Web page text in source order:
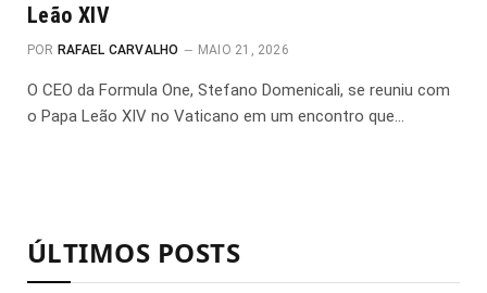
Leão XIV
POR RAFAEL CARVALHO MAIO 21, 2026
O CEO da Formula One, Stefano Domenicali, se reuniu com
o Papa Leão XIV no Vaticano em um encontro que…
ÚLTIMOS POSTS